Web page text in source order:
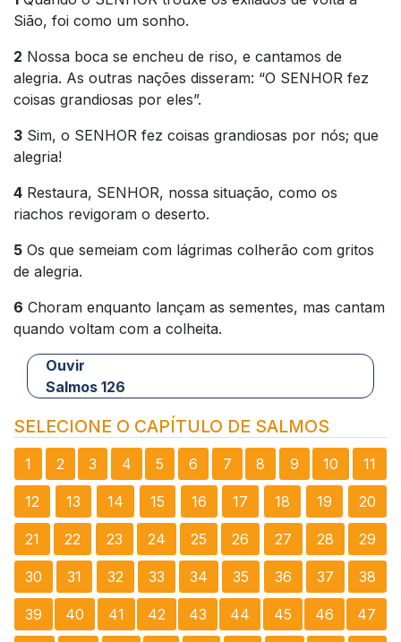
Sião, foi como um sonho.
2 Nossa boca se encheu de riso, e cantamos de
alegria. As outras nações disseram: “O SENHOR fez
coisas grandiosas por eles”.
3 Sim, o SENHOR fez coisas grandiosas por nós; que
alegria!
4 Restaura, SENHOR, nossa situação, como os
riachos revigoram o deserto.
5 Os que semeiam com lágrimas colherão com gritos
de alegria.
6 Choram enquanto lançam as sementes, mas cantam
quando voltam com a colheita.
Ouvir
Salmos 126
SELECIONE O CAPÍTULO DE SALMOS
1 2 3 4 5 6 7 8 9 10 11
12 13 14 15 16 17 18 19 20
21 22 23 24 25 26 27 28 29
30 31 32 33 34 35 36 37 38
39 40 41 42 43 44 45 46 47